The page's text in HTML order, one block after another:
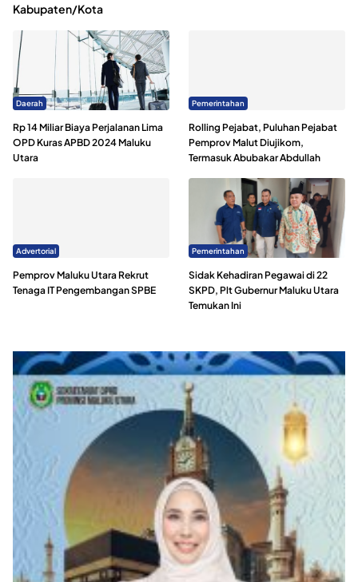
Kabupaten/Kota
Daerah
Rp 14 Miliar Biaya Perjalanan Lima
OPD Kuras APBD 2024 Maluku
Utara
Pemerintahan
Rolling Pejabat, Puluhan Pejabat
Pemprov Malut Diujikom,
Termasuk Abubakar Abdullah
Advertorial
Pemprov Maluku Utara Rekrut
Tenaga IT Pengembangan SPBE
Pemerintahan
Sidak Kehadiran Pegawai di 22
SKPD, Plt Gubernur Maluku Utara
Temukan Ini